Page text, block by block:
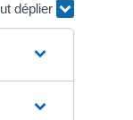
déplier